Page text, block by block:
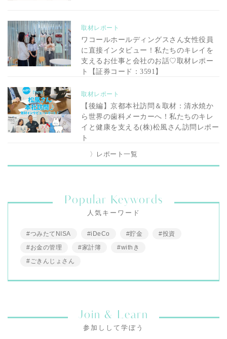
取材レポート
ワコールホールディングスさん女性役員
に直接インタビュー！私たちのキレイを
支えるお仕事と会社のお話♡取材レポー
ト【証券コード：3591】
取材レポート
【後編】京都本社訪問＆取材：清水焼か
ら世界の歯科メーカーへ！私たちのキレ
イと健康を支える(株)松風さん訪問レポー
ト
〉レポート一覧
Popular Keywords
人気キーワード
#つみたてNISA #iDeCo #貯金
#投資
#お金の管理
#家計簿
#withき
#ごきんじょさん
Join & Learn
参加しして学ぼう